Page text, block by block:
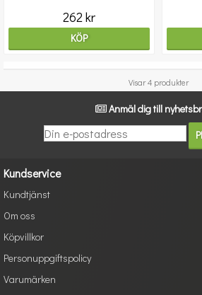
262 kr
KÖP
Visar 4 produkter
Anmäl dig till
Kundservice
Kundtjänst
Om oss
Köpvillkor
Personuppgiftspolicy
Varumärken